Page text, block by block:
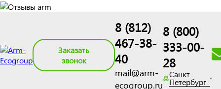
Заказать
звонок
8 (812)
467-38-
40
mail@arm-
ecogroup.ru
8 (800)
333-00-
28
Санкт-
Петербург